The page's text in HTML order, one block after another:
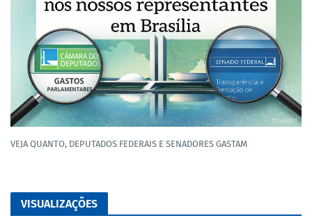
VEJA QUANTO, DEPUTADOS FEDERAIS E SENADORES GASTAM
VISUALIZAÇÕES